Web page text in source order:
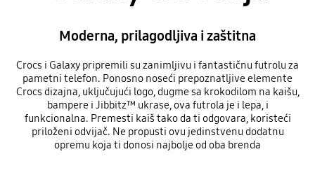
Moderna, prilagodljiva i zaštitna
Crocs i Galaxy pripremili su zanimljivu i fantastičnu futrolu za
pametni telefon. Ponosno noseći prepoznatljive elemente
Crocs dizajna, uključujući logo, dugme sa krokodilom na kaišu,
bampere i Jibbitz™ ukrase, ova futrola je i lepa, i
funkcionalna. Premesti kaiš tako da ti odgovara, koristeći
priloženi odvijač. Ne propusti ovu jedinstvenu dodatnu
opremu koja ti donosi najbolje od oba brenda